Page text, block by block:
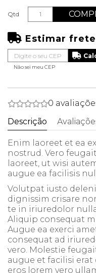
Qtd
Estimar frete
Não sei meu CEP
0
Descrição
Enim laoreet et ea
nostrud. Vero
laoreet, ut wisi
augue ea facilisis
Volutpat iusto
dignissim crisare
te in iriuredolor
Aliquip consequat
Augue ea exerci
consequat ad
vero. Molestie
augue et facilisi
eros lorem vero